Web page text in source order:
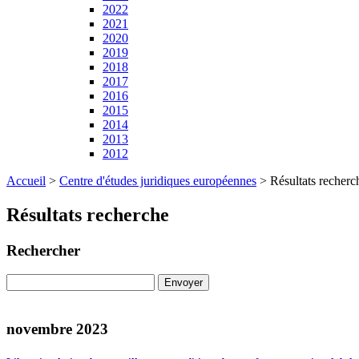
2022
2021
2020
2019
2018
2017
2016
2015
2014
2013
2012
Accueil > Centre d'études juridiques européennes > Résultats
Résultats recherche
Rechercher
novembre 2023